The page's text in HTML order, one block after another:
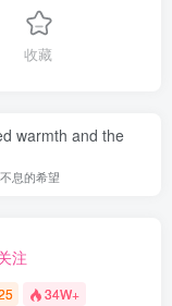
收藏
warmth and the
息的希望
注
34W+